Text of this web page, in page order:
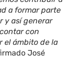
a formar parte
y así generar
con
el ámbito de la
José